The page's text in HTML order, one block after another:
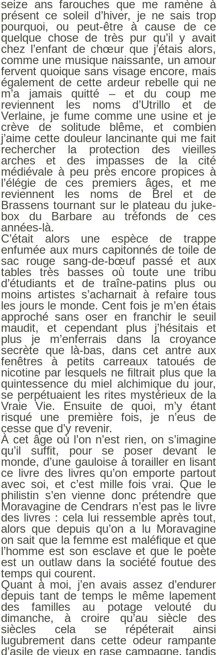
seize ans farouches que me ramène à
présent ce soleil d’hiver, je ne sais trop
pourquoi, ou peut-être à cause de ce
quelque chose de très pur qu’il y avait
chez l’enfant de chœur que j’étais alors,
comme une musique naissante, un amour
fervent quoique sans visage encore, mais
également de cette ardeur rebelle qui ne
m’a jamais quitté – et du coup me
reviennent les noms d’Utrillo et de
Verlaine, je fume comme une usine et je
crève de solitude blême, et combien
j’aime cette douleur lancinante qui me fait
rechercher la protection des vieilles
arches et des impasses de la cité
médiévale à peu près encore propices à
l’élégie de ces premiers âges, et me
reviennent les noms de Brel et de
Brassens tournant sur le plateau du juke-
box du Barbare au tréfonds de ces
années-là.
C’était alors une espèce de trappe
enfumée aux murs capitonnés de toile de
sac rouge sang-de-bœuf passé et aux
tables très basses où toute une tribu
d’étudiants et de traîne-patins plus ou
moins artistes s’acharnait à refaire tous
les jours le monde. Cent fois je m’en étais
approché sans oser en franchir le seuil
maudit, et cependant plus j’hésitais et
plus je m’enferrais dans la croyance
secrète que là-bas, dans cet antre aux
fenêtres à petits carreaux tatoués de
nicotine par lesquels ne ﬁltrait plus que la
quintessence du miel alchimique du jour,
se perpétuaient les rites mystérieux de la
Vraie Vie. Ensuite de quoi, m’y étant
risqué une première fois, je n’eus de
cesse que d’y revenir.
À cet âge où l’on n’est rien, on s’imagine
qu’il sufﬁt, pour se poser devant le
monde, d’une gauloise à torailler en lisant
ce livre des livres qu’on emporte partout
avec soi, et c’est mille fois vrai. Que le
philistin s’en vienne donc prétendre que
Moravagine de Cendrars n’est pas le livre
des livres : cela lui ressemble après tout,
alors que depuis qu’on a lu Moravagine
on sait que la femme est maléﬁque et que
l’homme est son esclave et que le poète
est un outlaw dans la société foutue des
temps qui courent.
Quant à moi, j’en avais assez d’endurer
depuis tant de temps le même lapement
des familles au potage velouté du
dimanche, à croire qu’au siècle des
siècles cela se répéterait ainsi
lugubrement dans cette odeur rampante
d’asile de vieux en rase campagne, tandis